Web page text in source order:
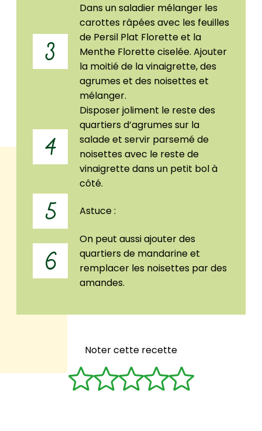
3
Dans un saladier mélanger les
carottes râpées avec les feuilles
de Persil Plat Florette et la
Menthe Florette ciselée. Ajouter
la moitié de la vinaigrette, des
agrumes et des noisettes et
mélanger.
4
Disposer joliment le reste des
quartiers d’agrumes sur la
salade et servir parsemé de
noisettes avec le reste de
vinaigrette dans un petit bol à
côté.
5 Astuce :
6
On peut aussi ajouter des
quartiers de mandarine et
remplacer les noisettes par des
amandes.
Noter cette recette